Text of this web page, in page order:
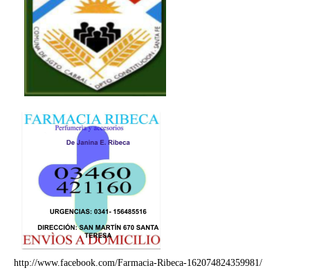
http://www.facebook.com/Farmacia-Ribeca-162074824359981/